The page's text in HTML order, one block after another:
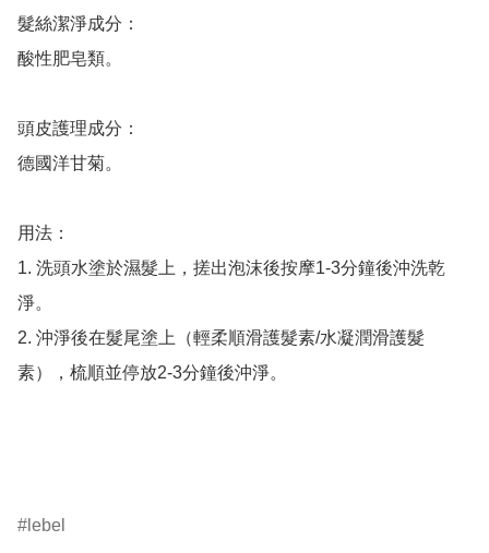
髮絲潔淨成分：
酸性肥皂類。
頭皮護理成分：
德國洋甘菊。
用法：
1. 洗頭水塗於濕髮上，搓出泡沫後按摩1-3分鐘後沖洗乾
淨。
2. 沖淨後在髮尾塗上（輕柔順滑護髮素/水凝潤滑護髮
素），梳順並停放2-3分鐘後沖淨。
lebel